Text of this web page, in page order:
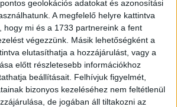
geolokációs adatokat és azonosítási
A megfelelő helyre kattintva
hogy mi és a 1733 partnereink a fent
végezzünk. Másik lehetőségként a
elutasíthatja a hozzájárulást, vagy a
előtt részletesebb információkhoz
beállításait. Felhívjuk figyelmét,
bizonyos kezeléséhez nem feltétlenül
de jogában áll tiltakozni az
FELIRATOS 100% pamut unisex